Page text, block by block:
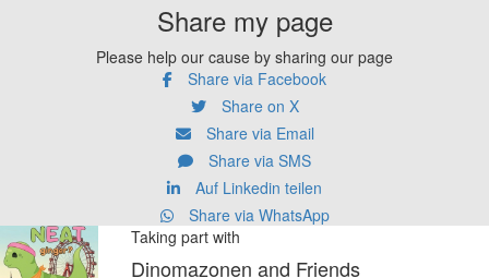
Share my page
Please help our cause by sharing our page
Share via Facebook
Share on X
Share via Email
Share via SMS
Auf Linkedin teilen
Share via WhatsApp
Taking part with
Dinomazonen and Friends